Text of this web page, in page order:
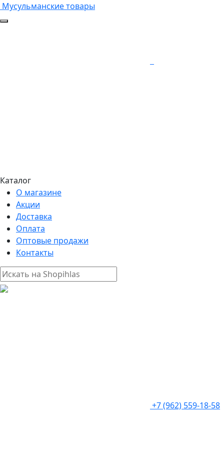
Мусульманские товары
Каталог
О магазине
Акции
Доставка
Оплата
Оптовые продажи
Контакты
+7 (962) 559-18-58